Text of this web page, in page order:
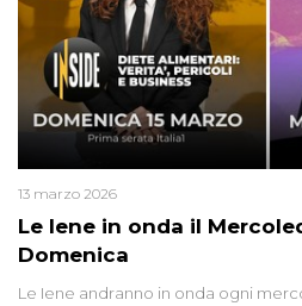
Le Iene in onda il
Domenica
13 marzo 2026
Le Iene andranno in onda ogni